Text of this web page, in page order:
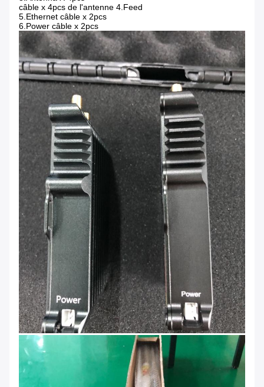
câble x 4pcs de l'antenne 4.Feed
5.Ethernet câble x 2pcs
6.Power câble x 2pcs